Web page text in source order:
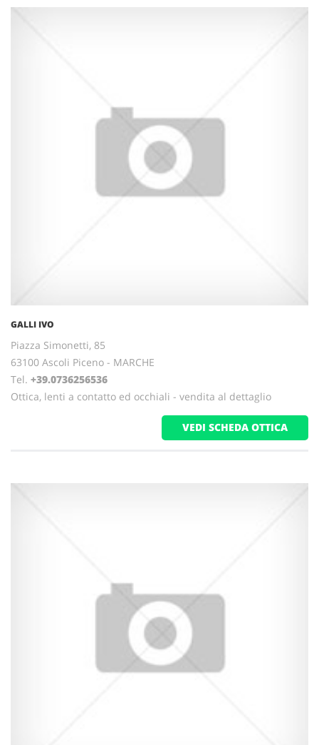
GALLI IVO
Piazza Simonetti, 85
63100 Ascoli Piceno - MARCHE
Tel. +39.0736256536
Ottica, lenti a contatto ed occhiali - vendita al dettaglio
VEDI SCHEDA OTTICA